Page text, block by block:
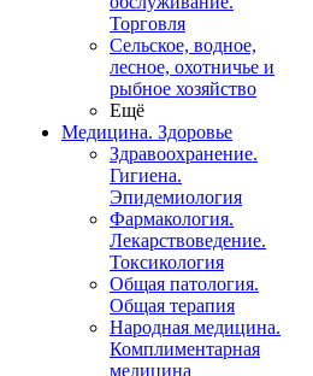
Торговля
Сельское, водное,
лесное, охотничье и
рыбное хозяйство
Ещё
Медицина. Здоровье
Здравоохранение.
Гигиена.
Эпидемиология
Фармакология.
Лекарствоведение.
Токсикология
Общая патология.
Общая терапия
Народная медицина.
Комплиментарная
медицина